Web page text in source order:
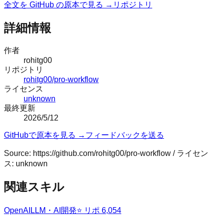
全文を GitHub の原本で見る → リポジトリ
詳細情報
作者
rohitg00
リポジトリ
rohitg00/pro-workflow
ライセンス
unknown
最終更新
2026/5/12
GitHubで原本を見る → フィードバックを送る
Source: https://github.com/rohitg00/pro-workflow / ライセン
ス: unknown
関連スキル
OpenAI LLM・AI開発⭐ リポ 6,054